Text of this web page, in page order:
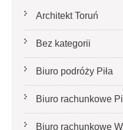
Architekt Toruń
Bez kategorii
Biuro podróży Piła
Biuro rachunkowe
Biuro rachunkowe